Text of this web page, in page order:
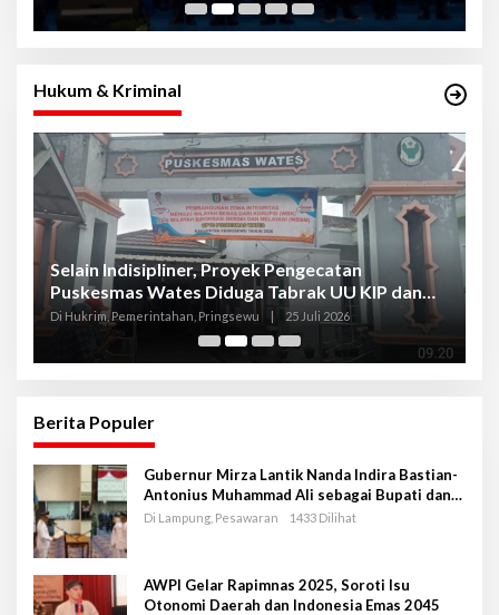
Hukum & Kriminal
Selain Indisipliner, Proyek Pengecatan
Puskesmas Wates Diduga Tabrak UU KIP dan
Libatkan Oknum Kadis
Di Hukrim, Pemerintahan, Pringsewu | 25 Juli 2026
Berita Populer
Gubernur Mirza Lantik Nanda Indira Bastian-
Antonius Muhammad Ali sebagai Bupati dan
Wakil Bupati Pesawaran Periode 2025-2030
Di Lampung, Pesawaran 1433 Dilihat
AWPI Gelar Rapimnas 2025, Soroti Isu
Otonomi Daerah dan Indonesia Emas 2045